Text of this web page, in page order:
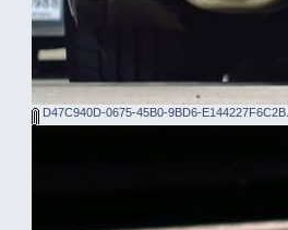
D47C940D-0675-45B0-9BD6-